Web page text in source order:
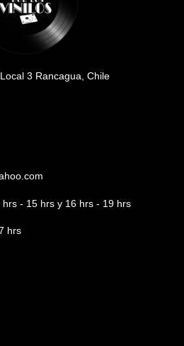
3 Rancagua, Chile
- 15 hrs y 16 hrs - 19 hrs
hrs